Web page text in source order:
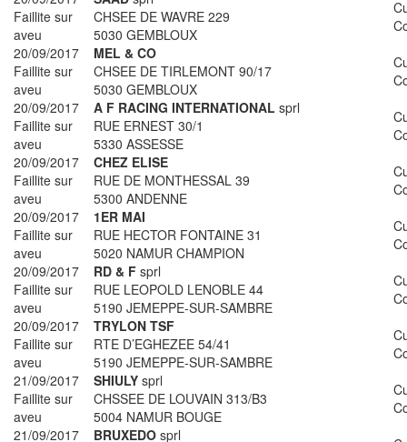
Faillite sur
aveu
CHSEE DE WAVRE 229
5030 GEMBLOUX
20/09/2017
Faillite sur
aveu
MEL & CO
CHSEE DE TIRLEMONT 90/17
5030 GEMBLOUX
20/09/2017
Faillite sur
aveu
A F RACING INTERNATIONAL sprl
RUE ERNEST 30/1
5330 ASSESSE
20/09/2017
Faillite sur
aveu
CHEZ ELISE
RUE DE MONTHESSAL 39
5300 ANDENNE
20/09/2017
Faillite sur
aveu
1ER MAI
RUE HECTOR FONTAINE 31
5020 NAMUR CHAMPION
20/09/2017
Faillite sur
aveu
RD & F sprl
RUE LEOPOLD LENOBLE 44
5190 JEMEPPE-SUR-SAMBRE
20/09/2017
Faillite sur
aveu
TRYLON TSF
RTE D’EGHEZEE 54/41
5190 JEMEPPE-SUR-SAMBRE
21/09/2017
Faillite sur
aveu
SHIULY sprl
CHSSEE DE LOUVAIN 313/B3
5004 NAMUR BOUGE
21/09/2017
BRUXEDO sprl